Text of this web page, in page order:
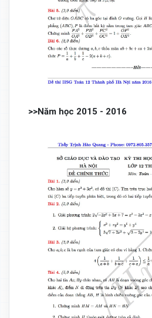
>>Năm học 2015 - 2016